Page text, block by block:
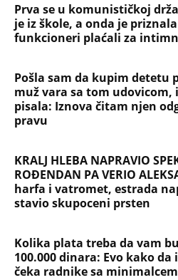
Prva se u komunističkoj
je iz škole, a onda je
funkcioneri plaćali za
Pošla sam da kupim detetu
muž vara sa tom udovicom,
pisala: Iznova čitam njen
pravu
KRALJ HLEBA NAPRAVIO
ROĐENDAN PA VERIO
harfa i vatromet, estrada
stavio skupoceni prsten
Kolika plata treba da vam
100.000 dinara: Evo kako
čeka radnike sa